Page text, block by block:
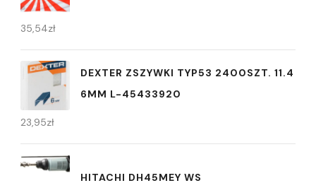
35,54zł
DEXTER ZSZYWKI TYP53 2400SZT. 11.4
6MM L-45433920
23,95zł
HITACHI DH45MEY WS